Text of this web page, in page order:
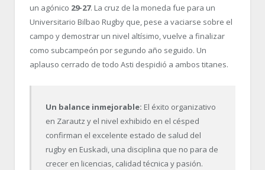
un agónico 29-27. La cruz de la moneda fue para un
Universitario Bilbao Rugby que, pese a vaciarse sobre el
campo y demostrar un nivel altísimo, vuelve a finalizar
como subcampeón por segundo año seguido. Un
aplauso cerrado de todo Asti despidió a ambos titanes.
Un balance inmejorable: El éxito organizativo
en Zarautz y el nivel exhibido en el césped
confirman el excelente estado de salud del
rugby en Euskadi, una disciplina que no para de
crecer en licencias, calidad técnica y pasión.